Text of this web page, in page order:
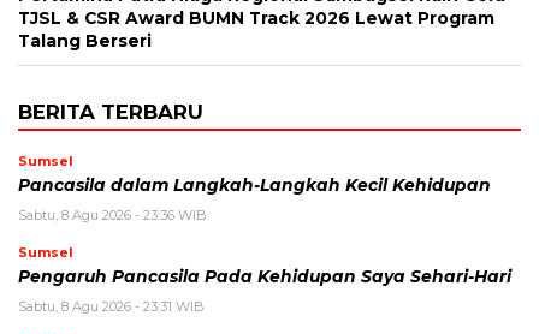
TJSL & CSR Award BUMN Track 2026 Lewat Program
Talang Berseri
BERITA TERBARU
Sumsel
Pancasila dalam Langkah-Langkah Kecil Kehidupan
Sabtu, 8 Agu 2026 - 23:36 WIB
Sumsel
Pengaruh Pancasila Pada Kehidupan Saya Sehari-Hari
Sabtu, 8 Agu 2026 - 23:31 WIB